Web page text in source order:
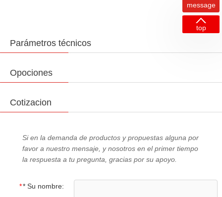
Parámetros técnicos
Opociones
Cotizacion
Si en la demanda de productos y propuestas alguna por
favor a nuestro mensaje, y nosotros en el primer tiempo
la respuesta a tu pregunta, gracias por su apoyo.
** Su nombre:
message
top